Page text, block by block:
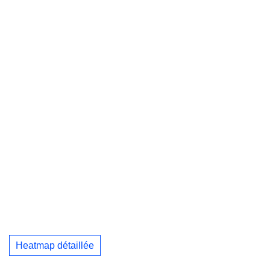
Heatmap détaillée